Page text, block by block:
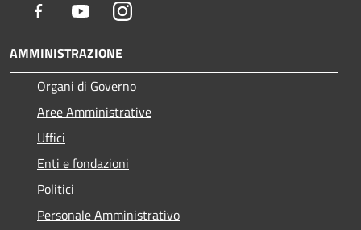
Facebook YoutubeInstagram
AMMINISTRAZIONE
Organi di Governo
Aree Amministrative
Uffici
Enti e fondazioni
Politici
Personale Amministrativo